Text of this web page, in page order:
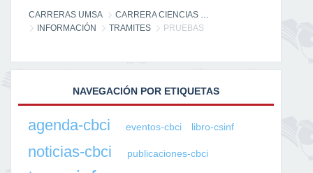
CARRERAS UMSA
CARRERA CIENCIAS DE LA INFORMACIÓN
INFORMACIÓN
TRAMITES PRUEBAS
NAVEGACIÓN POR ETIQUETAS
agenda-cbci eventos-cbci libro-csinf
noticias-cbci publicaciones-cbci